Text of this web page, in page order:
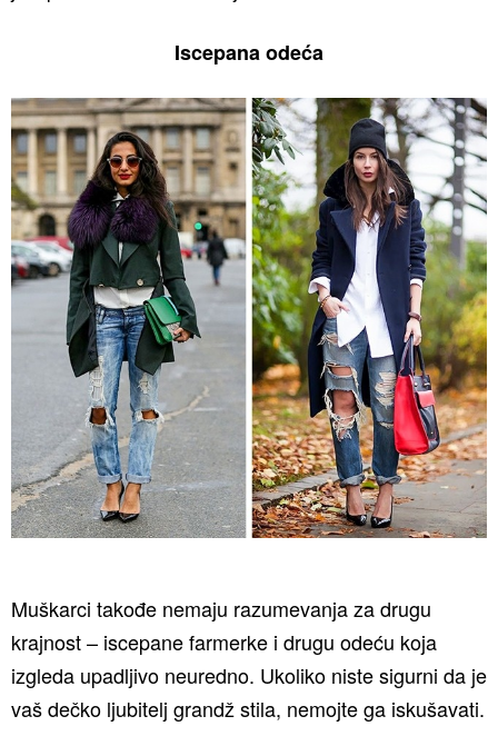
Iscepana odeća
Muškarci takođe nemaju razumevanja za drugu
krajnost – iscepane farmerke i drugu odeću koja
izgleda upadljivo neuredno. Ukoliko niste sigurni da je
vaš dečko ljubitelj grandž stila, nemojte ga iskušavati.